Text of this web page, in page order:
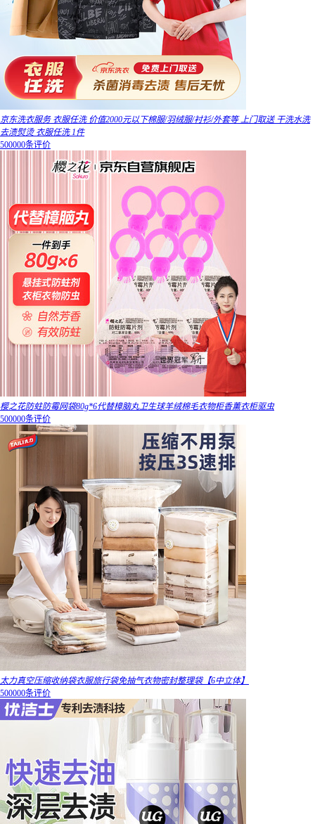
京东洗衣服务 衣服任洗 价值2000元以下棉服/羽绒服/衬衫/外套等 上门取送 干洗水洗
去渍熨烫 衣服任洗 1件
500000条评价
樱之花防蛀防霉网袋80g*6代替樟脑丸卫生球羊绒棉毛衣物柜香薰衣柜驱虫
500000条评价
太力真空压缩收纳袋衣服旅行袋免抽气衣物密封整理袋【6中立体】
500000条评价